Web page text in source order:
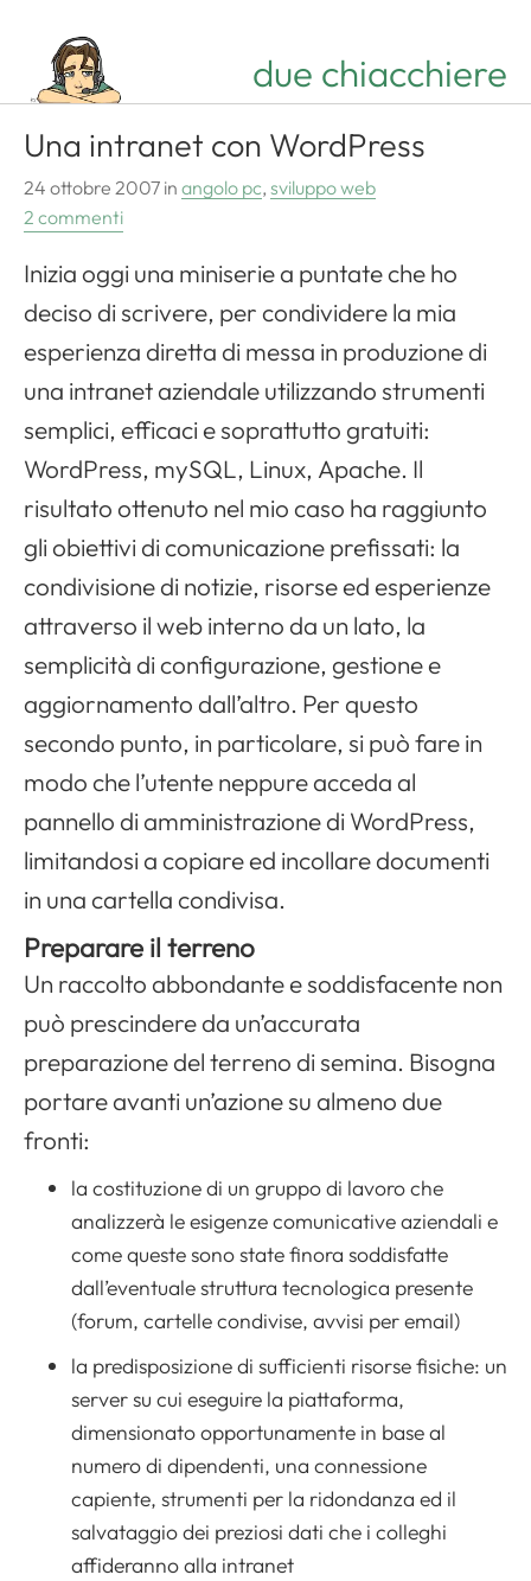
due chiacchiere
Una intranet con WordPress
24 ottobre 2007 in angolo pc, sviluppo web
2 commenti
Inizia oggi una miniserie a puntate che ho
deciso di scrivere, per condividere la mia
esperienza diretta di messa in produzione di
una intranet aziendale utilizzando strumenti
semplici, efficaci e soprattutto gratuiti:
WordPress, mySQL, Linux, Apache. Il
risultato ottenuto nel mio caso ha raggiunto
gli obiettivi di comunicazione prefissati: la
condivisione di notizie, risorse ed esperienze
attraverso il web interno da un lato, la
semplicità di configurazione, gestione e
aggiornamento dall’altro. Per questo
secondo punto, in particolare, si può fare in
modo che l’utente neppure acceda al
pannello di amministrazione di WordPress,
limitandosi a copiare ed incollare documenti
in una cartella condivisa.
Preparare il terreno
Un raccolto abbondante e soddisfacente non
può prescindere da un’accurata
preparazione del terreno di semina. Bisogna
portare avanti un’azione su almeno due
fronti:
la costituzione di un gruppo di lavoro che
analizzerà le esigenze comunicative aziendali e
come queste sono state finora soddisfatte
dall’eventuale struttura tecnologica presente
(forum, cartelle condivise, avvisi peremail)
la predisposizione di sufficienti risorse fisiche: un
server su cui eseguire la piattaforma,
dimensionato opportunamente in base al
numero di dipendenti, una connessione
capiente, strumenti per la ridondanza ed il
salvataggio dei preziosi dati che i colleghi
affideranno alla intranet
Apri il menu di navigazione